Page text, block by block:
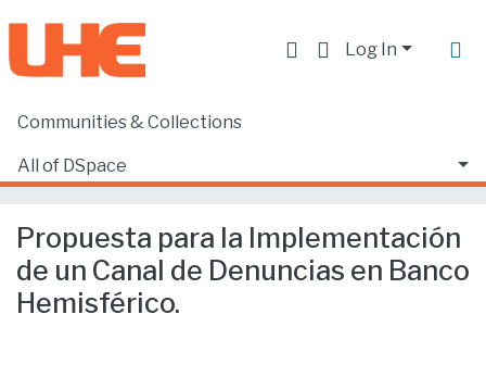
Log In
Communities & Collections
All of DSpace
Home
Facultad de Derecho
Propuesta para la Implementación de un Canal de Denuncias en Banco Hemisférico.
Propuesta para la Implementación
de un Canal de Denuncias en Banco
Hemisférico.